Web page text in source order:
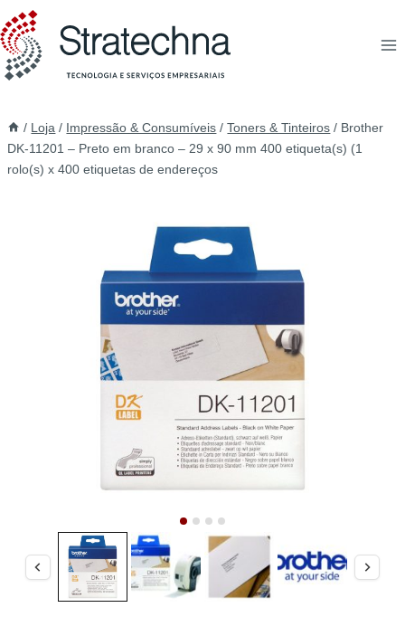
/ Loja / Impressão & Consumíveis / Toners & Tinteiros / Brother
DK-11201 – Preto em branco – 29 x 90 mm 400 etiqueta(s) (1
rolo(s) x 400 etiquetas de endereços